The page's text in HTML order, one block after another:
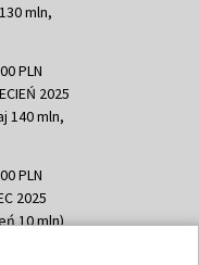
mln,
PLN
2025
140 mln,
PLN
2025
10 mln)